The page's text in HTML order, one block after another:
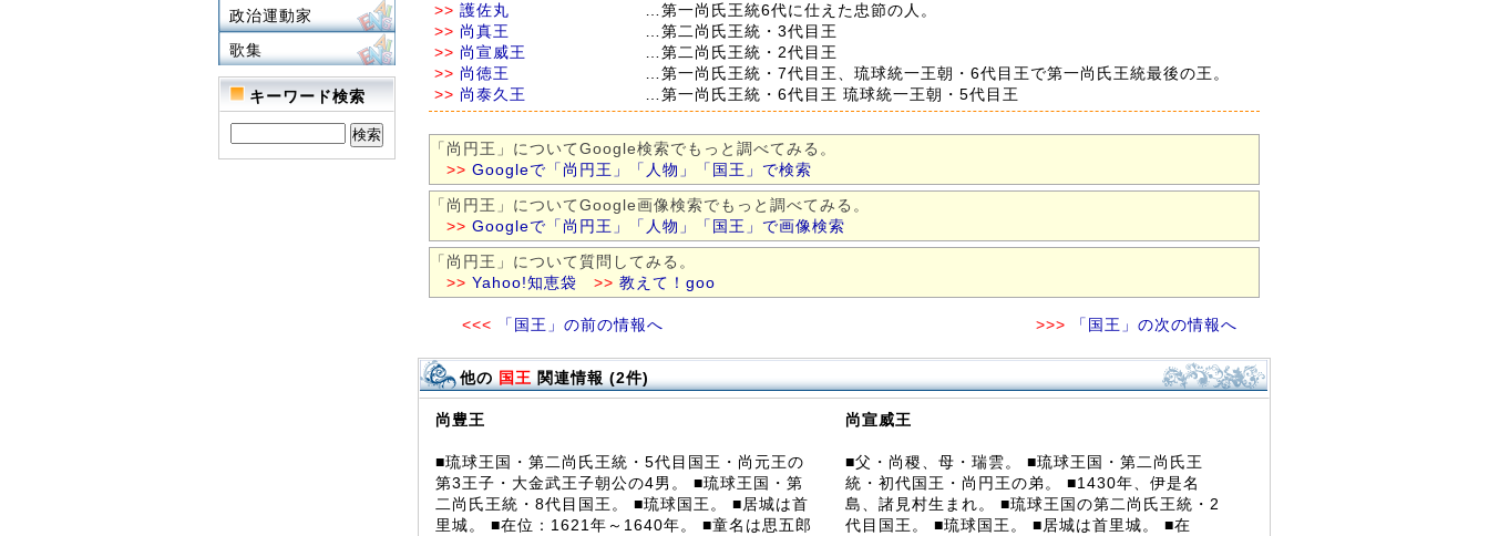
政治運動家
歌集
キーワード検索
>> 護佐丸
…第一尚氏王統6代に仕えた忠節の人。
>> 尚真王
…第二尚氏王統・3代目王
>> 尚宣威王
…第二尚氏王統・2代目王
>> 尚徳王
…第一尚氏王統・7代目王、琉球統一王朝・6代目王で第一尚氏王統最後の王。
>> 尚泰久王 …第一尚氏王統・6代目王 琉球統一王朝・5代目王
「尚円王」についてGoogle検索でもっと調べてみる。
>> Googleで「尚円王」「人物」「国王」で検索
「尚円王」についてGoogle画像検索でもっと調べてみる。
>> Googleで「尚円王」「人物」「国王」で画像検索
「尚円王」について質問してみる。
>> Yahoo!知恵袋 >> 教えて！goo
<<< 「国王」の前の情報へ >>> 「国王」の次の情報へ
他の 国王 関連情報 (2件)
尚豊王
■琉球王国・第二尚氏王統・5代目国王・尚元王の
第3王子・大金武王子朝公の4男。 ■琉球王国・第
二尚氏王統・8代目国王。 ■琉球国王。 ■居城は首
里城。 ■在位：1621年～1640年。 ■童名は思五郎
尚宣威王
■父・尚稷、母・瑞雲。 ■琉球王国・第二尚氏王
統・初代国王・尚円王の弟。 ■1430年、伊是名
島、諸見村生まれ。 ■琉球王国の第二尚氏王統・2
代目国王。 ■琉球国王。 ■居城は首里城。 ■在